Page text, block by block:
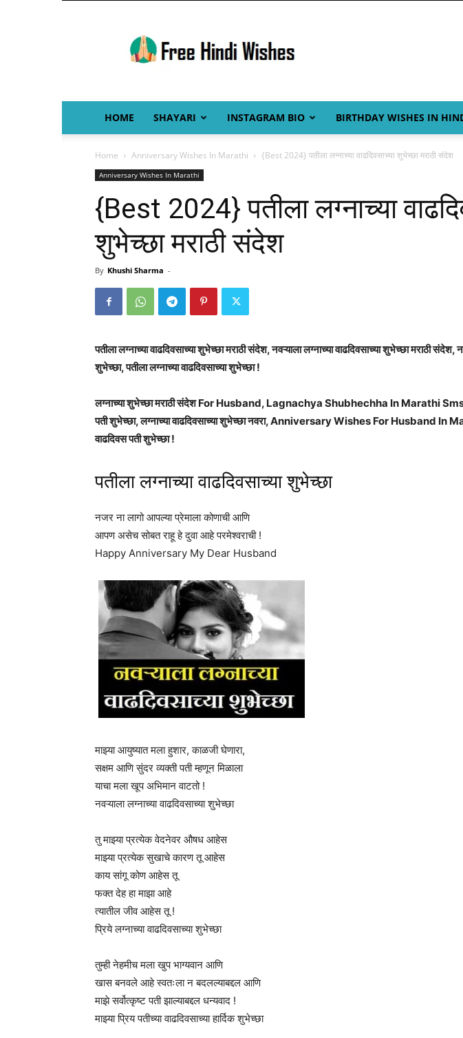
Hindi
Wishes
HOME SHAYARI INSTAGRAM BIO BIRTHDAY WISHES IN
Home Anniversary Wishes In Marathi {Best 2024} पतीला लग्नाच्या वाढदिवसाच्या शुभेच्छा मराठी संदेश
Anniversary Wishes In Marathi
{Best 2024} पतीला लग्नाच्या
शुभेच्छा मराठी संदेश
By Khushi Sharma -
पतीला लग्नाच्या वाढदिवसाच्या शुभेच्छा मराठी संदेश, नवऱ्याला लग्नाच्या वाढदिवसाच्या शुभेच्छा मराठी संदेश,
शुभेच्छा, पतीला लग्नाच्या वाढदिवसाच्या शुभेच्छा !
लग्नाच्या शुभेच्छा मराठी संदेश For Husband, Lagnachya Shubhechha In Marathi Sms
पती शुभेच्छा, लग्नाच्या वाढदिवसाच्या शुभेच्छा नवरा, Anniversary Wishes For Husband In
वाढदिवस पती शुभेच्छा !
पतीला लग्नाच्या वाढदिवसाच्या शुभेच्छा
नजर ना लागो आपल्या प्रेमाला कोणाची आणि
आपण असेच सोबत राहू हे दुवा आहे परमेश्वराची !
Happy Anniversary My Dear Husband
माझ्या आयुष्यात मला हुशार, काळजी घेणारा,
सक्षम आणि सुंदर व्यक्ती पती म्हणून मिळाला
याचा मला खूप अभिमान वाटतो !
नवऱ्याला लग्नाच्या वाढदिवसाच्या शुभेच्छा
तु माझ्या प्रत्येक वेदनेवर औषध आहेस
माझ्या प्रत्येक सुखाचे कारण तू आहेस
काय सांगू कोण आहेस तू
फक्त देह हा माझा आहे
त्यातील जीव आहेस तू !
प्रिये लग्नाच्या वाढदिवसाच्या शुभेच्छा
तुम्ही नेहमीच मला खुप भाग्यवान आणि
खास बनवले आहे स्वतःला न बदलल्याबद्दल आणि
माझे सर्वोत्कृष्ट पती झाल्याबद्दल धन्यवाद !
माझ्या प्रिय पतीच्या वाढदिवसाच्या हार्दिक शुभेच्छा